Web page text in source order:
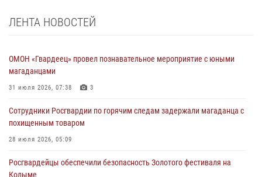
ЛЕНТА НОВОСТЕЙ
ОМОН «Гвардеец» провел познавательное мероприятие с юными
магаданцами
31 июля 2026, 07:38 3
Сотрудники Росгвардии по горячим следам задержали магаданца с
похищенным товаром
28 июля 2026, 05:09
Росгвардейцы обеспечили безопасность Золотого фестиваля на
Колыме